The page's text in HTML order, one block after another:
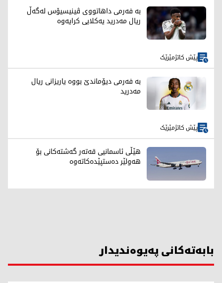
بە فەرمی داهاتووی ڤینیسیۆس لەگەڵ
ریال مەدرید یەکلایی کرایەوە
پێش کاتژمێرێک
بە فەرمی دیۆماندێ بووە یاریزانی ریال
مەدرید
پێش کاتژمێرێک
هێڵی ئاسمانیی قەتەر گەشتەکانی بۆ
هەولێر دەستپێدەکاتەوە
بابەتەکانی پەیوەندیدار